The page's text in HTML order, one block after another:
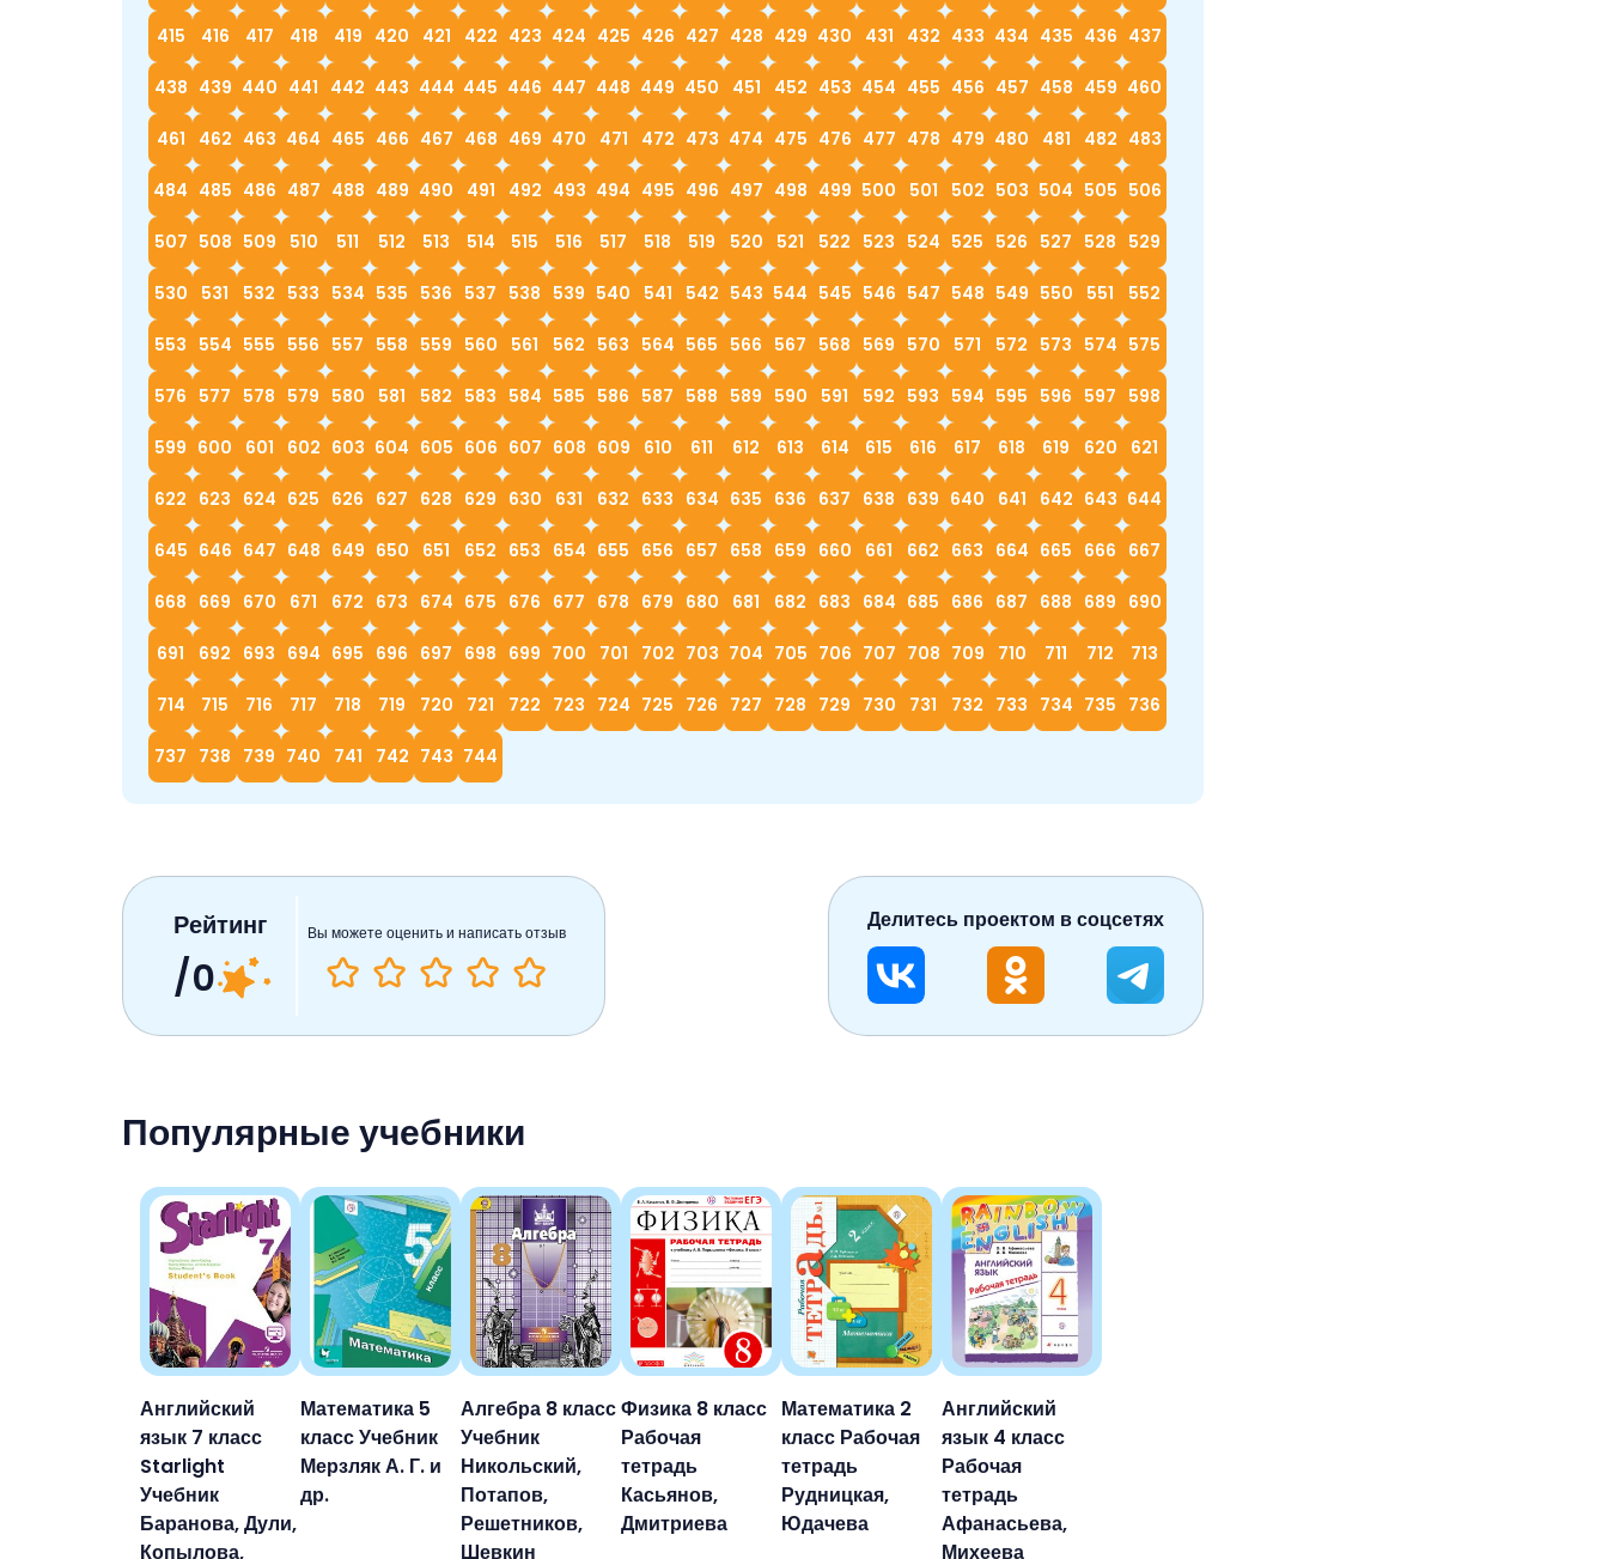
415 416 417 418 419 420 421 422 423 424 425 426 427 428 429 430 431 432 433 434 435 436 437
438 439 440 441 442 443 444 445 446 447 448 449 450 451 452 453 454 455 456 457 458 459 460
461 462 463 464 465 466 467 468 469 470 471 472 473 474 475 476 477 478 479 480 481 482 483
484 485 486 487 488 489 490 491 492 493 494 495 496 497 498 499 500 501 502 503 504 505 506
507 508 509 510 511 512 513 514 515 516 517 518 519 520 521 522 523 524 525 526 527 528 529
530 531 532 533 534 535 536 537 538 539 540 541 542 543 544 545 546 547 548 549 550 551 552
553 554 555 556 557 558 559 560 561 562 563 564 565 566 567 568 569 570 571 572 573 574 575
576 577 578 579 580 581 582 583 584 585 586 587 588 589 590 591 592 593 594 595 596 597 598
599 600 601 602 603 604 605 606 607 608 609 610 611 612 613 614 615 616 617 618 619 620 621
622 623 624 625 626 627 628 629 630 631 632 633 634 635 636 637 638 639 640 641 642 643 644
645 646 647 648 649 650 651 652 653 654 655 656 657 658 659 660 661 662 663 664 665 666 667
668 669 670 671 672 673 674 675 676 677 678 679 680 681 682 683 684 685 686 687 688 689 690
691 692 693 694 695 696 697 698 699 700 701 702 703 704 705 706 707 708 709 710 711 712 713
714 715 716 717 718 719 720 721 722 723 724 725 726 727 728 729 730 731 732 733 734 735 736
737 738 739 740 741 742 743 744
Популярные учебники
Английский
язык 7 класс
Starlight
Учебник
Баранова, Дули,
Копылова,
Математика 5
класс Учебник
Мерзляк А. Г. и
др.
Алгебра 8 класс
Учебник
Никольский,
Потапов,
Решетников,
Шевкин
Физика 8 класс
Рабочая
тетрадь
Касьянов,
Дмитриева
Математика 2
класс Рабочая
тетрадь
Рудницкая,
Юдачева
Английский
язык 4 класс
Рабочая
тетрадь
Афанасьева,
Михеева
Рейтинг
/0
Вы можете оценить и написать отзыв Делитесь проектом в соцсетях